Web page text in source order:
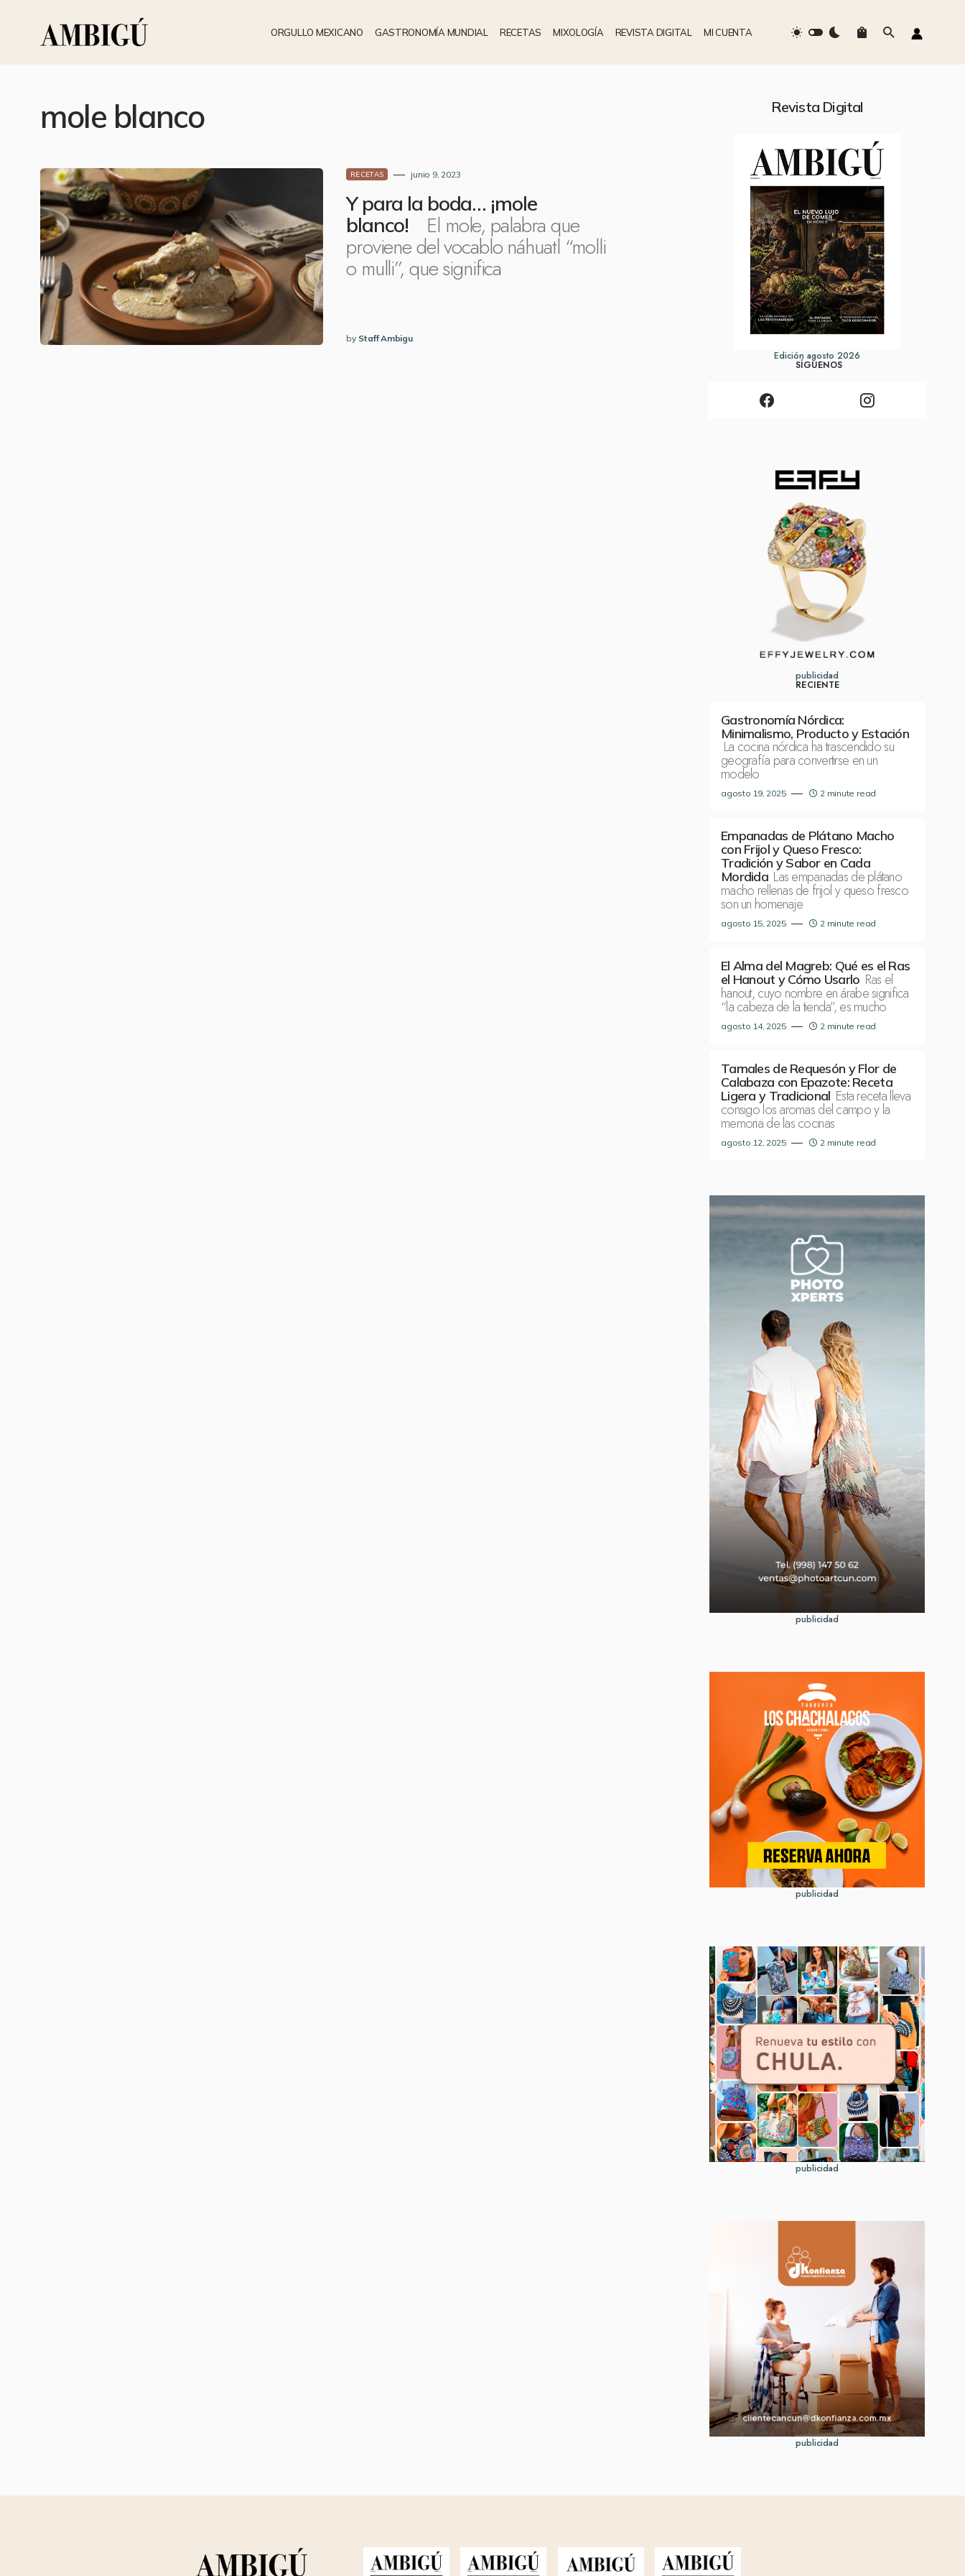
ORGULLO MEXICANO GASTRONOMÍA MUNDIAL RECETAS MIXOLOGÍA REVISTA DIGITAL MI CUENTA
mole blanco
RECETAS junio 9, 2023
Y para la boda… ¡mole
blanco!
El mole, palabra que
proviene del vocablo náhuatl “molli
o mulli”, que significa
by Staff Ambigu
Revista Digital
Edición agosto 2026
SÍGUENOS
publicidad
RECIENTE
Gastronomía Nórdica:
Minimalismo, Producto y Estación
La cocina nórdica ha trascendido su
geografía para convertirse en un
modelo
agosto 19, 2025 2 minute read
Empanadas de Plátano Macho
con Frijol y Queso Fresco:
Tradición y Sabor en Cada
Mordida Las empanadas de plátano
macho rellenas de frijol y queso fresco
son un homenaje
agosto 15, 2025 2 minute read
El Alma del Magreb: Qué es el Ras
el Hanout y Cómo Usarlo Ras el
hanout, cuyo nombre en árabe significa
“la cabeza de la tienda”, es mucho
agosto 14, 2025 2 minute read
Tamales de Requesón y Flor de
Calabaza con Epazote: Receta
Ligera y Tradicional Esta receta lleva
consigo los aromas del campo y la
memoria de las cocinas
agosto 12, 2025 2 minute read
publicidad
publicidad
publicidad
publicidad